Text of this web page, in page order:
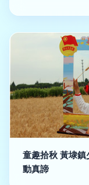
童趣拾秋 黃埭
動真諦